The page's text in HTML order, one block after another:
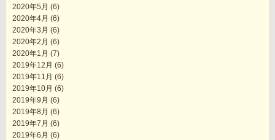
2020年5月 (6)
2020年4月 (6)
2020年3月 (6)
2020年2月 (6)
2020年1月 (7)
2019年12月 (6)
2019年11月 (6)
2019年10月 (6)
2019年9月 (6)
2019年8月 (6)
2019年7月 (6)
2019年6月 (6)